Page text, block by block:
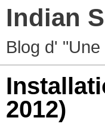
Indian
Blog d'
2012)